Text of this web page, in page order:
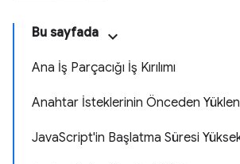
Bu sayfada
Ana İş Parçacığı İş Kırılımı
Anahtar İsteklerinin Önceden
JavaScript'in Başlatma Süresi